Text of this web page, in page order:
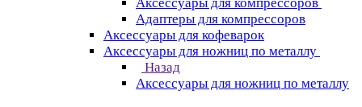
Адаптеры для компрессоров
Аксессуары для кофеварок
Аксессуары для ножниц по металлу
Назад
Аксессуары для ножниц по металлу